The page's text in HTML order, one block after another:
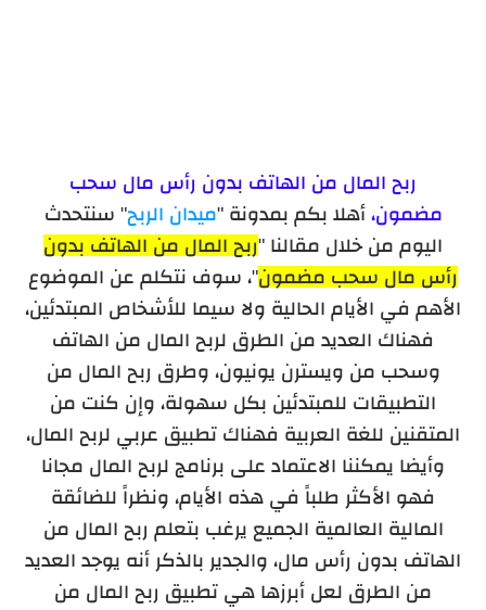
ربح المال من الهاتف بدون رأس مال سحب
مضمون، أهلا بكم بمدونة "ميدان الربح" سنتحدث
اليوم من خلال مقالنا "ربح المال من الهاتف بدون
رأس مال سحب مضمون"، سوف نتكلم عن الموضوع
الأهم في الأيام الحالية ولا سيما للأشخاص المبتدئين،
فهناك العديد من الطرق لربح المال من الهاتف
وسحب من ويسترن يونيون، وطرق ربح المال من
التطبيقات للمبتدئين بكل سهولة، وإن كنت من
المتقنين للغة العربية فهناك تطبيق عربي لربح المال،
وأيضا يمكننا الاعتماد على برنامج لربح المال مجانا
فهو الأكثر طلباً في هذه الأيام، ونظراً للضائقة
المالية العالمية الجميع يرغب بتعلم ربح المال من
الهاتف بدون رأس مال، والجدير بالذكر أنه يوجد العديد
من الطرق لعل أبرزها هي تطبيق ربح المال من